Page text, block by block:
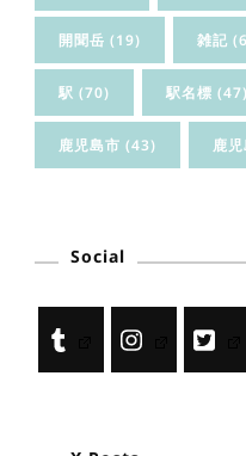
開聞岳 (19) 雑記
駅 (70) 駅名標 (47)
鹿児島市 (43) 鹿
Social